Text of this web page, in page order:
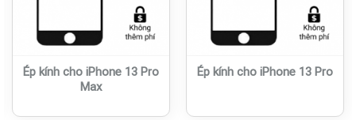
Ép kính cho iPhone 13 Pro
Max
Ép kính cho iPhone 13 Pro